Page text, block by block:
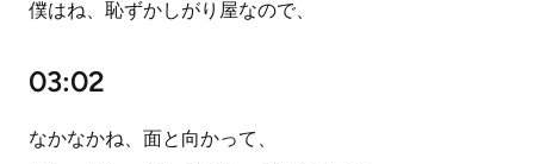
僕はね、恥ずかしがり屋なので、
03:02
なかなかね、面と向かって、